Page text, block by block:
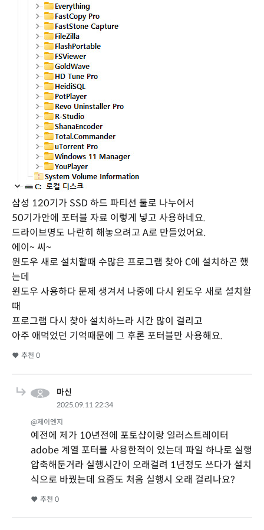
삼성 120기가 SSD 하드 파티션 둘로 나누어서
50기가안에 포터블 자료 이렇게 넣고 사용하네요.
드라이브명도 나란히 해놓으려고 A로 만들었어요.
에이~ 씨~
윈도우 새로 설치할때 수많은 프로그램 찾아 C에 설치하곤 했
는데
윈도우 사용하다 문제 생겨서 나중에 다시 윈도우 새로 설치할
때
프로그램 다시 찾아 설치하느라 시간 많이 걸리고
아주 애먹었던 기억때문에 그 후론 포터블만 사용해요.
추천 0
마신
2025.09.11 22:34
@제이엔지
예전에 제가 10년전에 포토샵이랑 일러스트레이터
adobe 계열 포터블 사용한적이 있는데 파일 하나로 실행
압축해둔거라 실행시간이 오래걸려 1년정도 쓰다가 설치
식으로 바꿨는데 요즘도 처음 실행시 오래 걸리나요?
추천 0